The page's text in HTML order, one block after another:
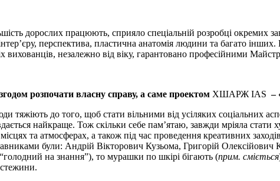
дорослих працюють, сприяло спеціальній розробці окремих
перспектива, пластична анатомія людини та багато
вихованців, незалежно від віку, гарантовано професійними
розпочати власну справу, а саме проектом ХШАРЖ IAS –
до того, щоб стати вільними від усіляких соціальних
найкраще. Тож скільки себе пам’ятаю, завжди мріяла стати
та атмосферах, а також під час проведення креативних
були: Андрій Вікторович Кузьома, Григорій
на знання”), то мурашки по шкірі бігають (прим. сміється